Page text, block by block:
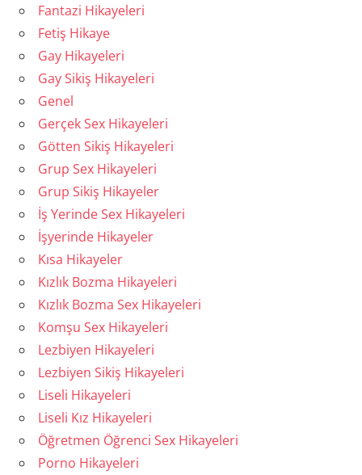
Fantazi Hikayeleri
Fetiş Hikaye
Gay Hikayeleri
Gay Sikiş Hikayeleri
Genel
Gerçek Sex Hikayeleri
Götten Sikiş Hikayeleri
Grup Sex Hikayeleri
Grup Sikiş Hikayeler
İş Yerinde Sex Hikayeleri
İşyerinde Hikayeler
Kısa Hikayeler
Kızlık Bozma Hikayeleri
Kızlık Bozma Sex Hikayeleri
Komşu Sex Hikayeleri
Lezbiyen Hikayeleri
Lezbiyen Sikiş Hikayeleri
Liseli Hikayeleri
Liseli Kız Hikayeleri
Öğretmen Öğrenci Sex Hikayeleri
Porno Hikayeleri